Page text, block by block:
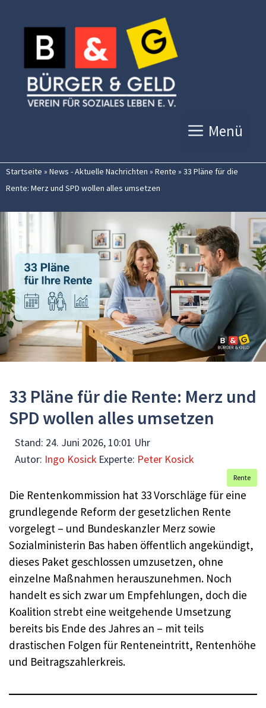
Inhalt
springen
Menü
Startseite » News - Aktuelle Nachrichten » Rente » 33 Pläne für die
Rente: Merz und SPD wollen alles umsetzen
33 Pläne für die Rente: Merz und
SPD wollen alles umsetzen
Stand: 24. Juni 2026, 10:01 Uhr
Autor: Ingo Kosick Experte: Peter Kosick
Rente
Die Rentenkommission hat 33 Vorschläge für eine
grundlegende Reform der gesetzlichen Rente
vorgelegt – und Bundeskanzler Merz sowie
Sozialministerin Bas haben öffentlich angekündigt,
dieses Paket geschlossen umzusetzen, ohne
einzelne Maßnahmen herauszunehmen. Noch
handelt es sich zwar um Empfehlungen, doch die
Koalition strebt eine weitgehende Umsetzung
bereits bis Ende des Jahres an – mit teils
drastischen Folgen für Renteneintritt, Rentenhöhe
und Beitragszahlerkreis.